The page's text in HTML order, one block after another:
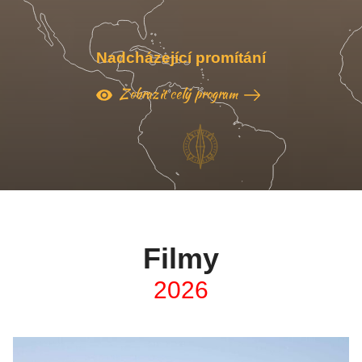
Nadcházející promítání
Zobrazit celý program
Filmy
2026